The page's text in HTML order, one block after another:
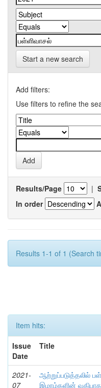
Start a new search
Add filters:
Use filters to refine the
Results/Page |
In order
Results 1-1 of 1 (Search
Item hits:
Issue
Date
Title
2021-
07
ஆற்றுப்படுத்தலில்
இமாம்களின்